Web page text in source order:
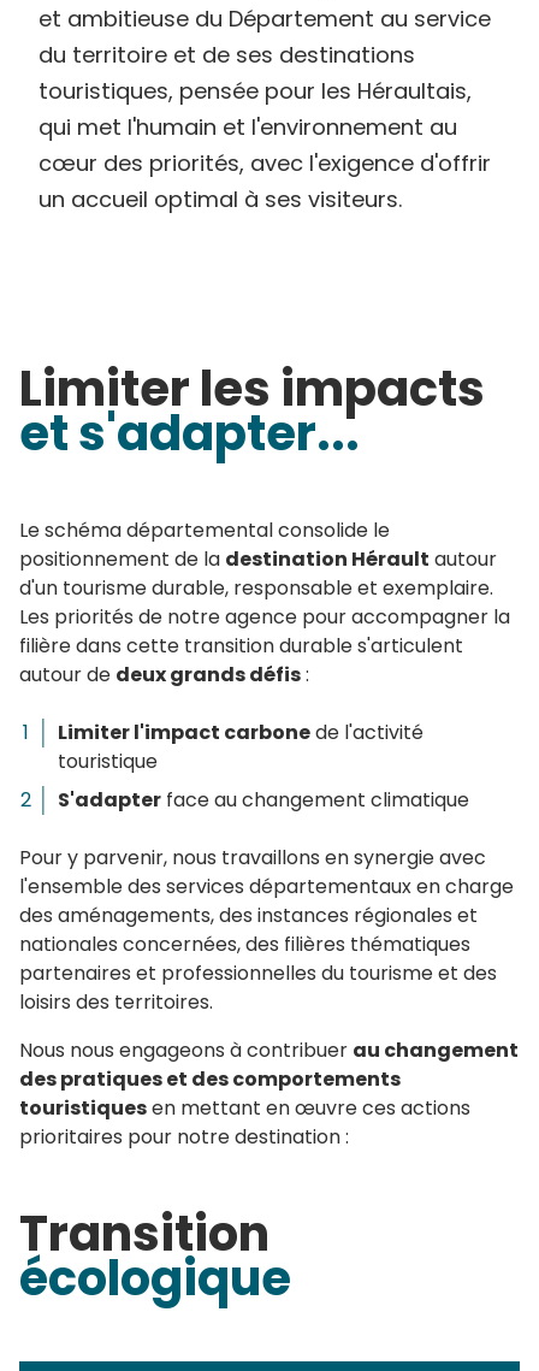
et ambitieuse du Département au service
du territoire et de ses destinations
touristiques, pensée pour les Héraultais,
qui met l'humain et l'environnement au
cœur des priorités, avec l'exigence d'offrir
un accueil optimal à ses visiteurs.
Limiter les impacts
et s'adapter...
Le schéma départemental consolide le
positionnement de la destination Hérault autour
d'un tourisme durable, responsable et exemplaire.
Les priorités de notre agence pour accompagner la
filière dans cette transition durable s'articulent
autour de deux grands défis:
Limiter l'impact carbonede l'activité
touristique
S'adapter face au changement climatique
Pour y parvenir, nous travaillons en synergie avec
l'ensemble des services départementaux en charge
des aménagements, des instances régionales et
nationales concernées, des filières thématiques
partenaires et professionnelles du tourisme et des
loisirs des territoires.
Nous nous engageons à contribuer au changement
des pratiques et des comportements
touristiquesen mettant en œuvre ces actions
prioritaires pour notre destination :
Transition
écologique